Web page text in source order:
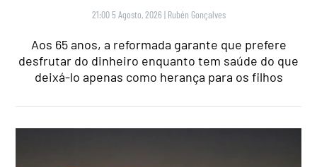
21:00 5 Agosto, 2026 | Rubén Gonçalves
Aos 65 anos, a reformada garante que prefere
desfrutar do dinheiro enquanto tem saúde do que
deixá-lo apenas como herança para os filhos